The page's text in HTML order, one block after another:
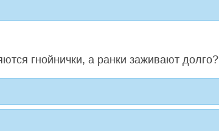
гнойнички, а ранки заживают долго?